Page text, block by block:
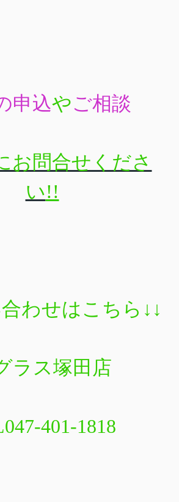
申込やご相談
お問合せくださ
い!!
わせはこちら ↓↓
ラス塚田店
401-1818